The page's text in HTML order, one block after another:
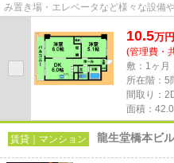
み置き場・エレベータなど様々な設備
10.5万円
(管理費・
敷：1ヶ月
所在階：5
間取り：
面積：
賃貸｜マンション 龍生堂橋本ビル